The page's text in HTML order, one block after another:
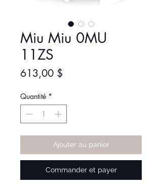
Miu Miu 0MU
11ZS
613,00 $
Quantité *
Ajouter au panier
Commander et payer